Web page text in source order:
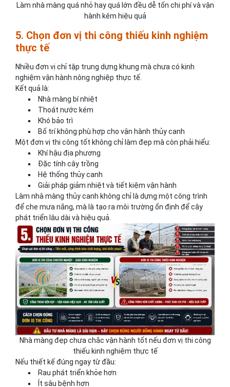
Làm nhà màng quá nhỏ hay quá lớn đều dễ tốn chi phí và vận
hành kém hiệu quả
5. Chọn đơn vị thi công thiếu kinh nghiệm
thực tế
Nhiều đơn vị chỉ tập trung dựng khung mà chưa có kinh
nghiệm vận hành nông nghiệp thực tế.
Kết quả là:
Nhà màng bí nhiệt
Thoát nước kém
Khó bảo trì
Bố trí không phù hợp cho vận hành thủy canh
Một đơn vị thi công tốt không chỉ làm đẹp mà còn phải hiểu:
Khí hậu địa phương
Đặc tính cây trồng
Hệ thống thủy canh
Giải pháp giảm nhiệt và tiết kiệm vận hành
Làm nhà màng thủy canh không chỉ là dựng một công trình
để che mưa nắng, mà là tạo ra môi trường ổn định để cây
phát triển lâu dài và hiệu quả.
Nhà màng đẹp chưa chắc vận hành tốt nếu đơn vị thi công
thiếu kinh nghiệm thực tế
Nếu thiết kế đúng ngay từ đầu:
Rau phát triển khỏe hơn
Ít sâu bệnh hơn